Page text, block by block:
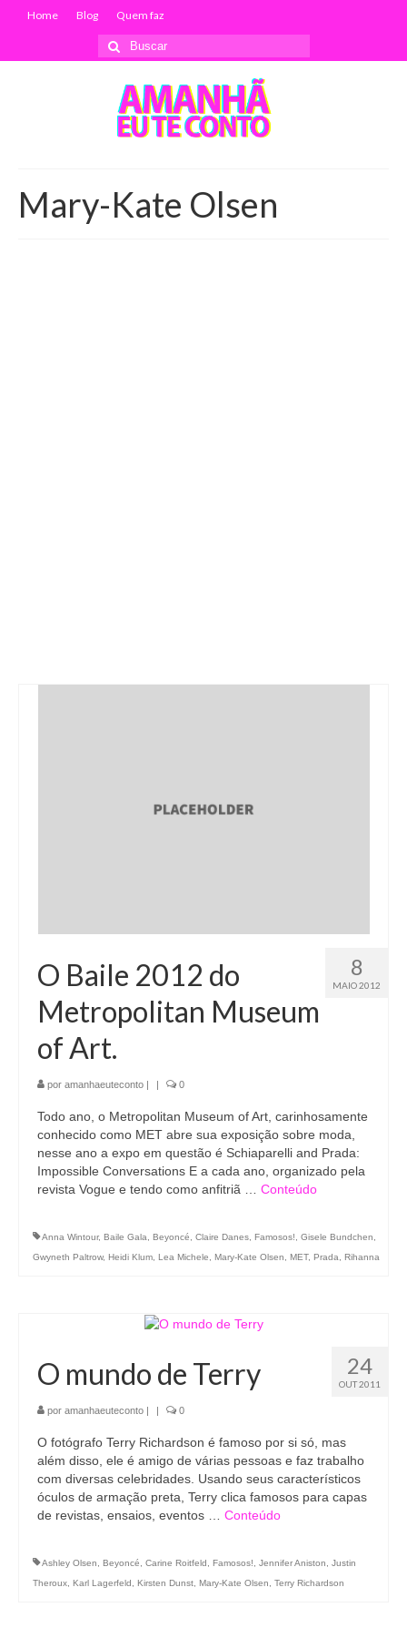
Home Blog Quem faz
Buscar
por:
Mary-Kate Olsen
8
MAIO 2012
O Baile 2012 do
Metropolitan Museum
of Art.
por amanhaeuteconto | | 0
Todo ano, o Metropolitan Museum of Art, carinhosamente
conhecido como MET abre sua exposição sobre moda,
nesse ano a expo em questão é Schiaparelli and Prada:
Impossible Conversations E a cada ano, organizado pela
revista Vogue e tendo como anfitriã … Conteúdo
Anna Wintour, Baile Gala Beyoncé Claire Danes Famosos! Gisele Bundchen
Gwyneth Paltrow, Heidi Klum Lea Michele Mary-Kate Olsen MET, Prada Rihanna
24
OUT 2011
O mundo de Terry
por amanhaeuteconto | | 0
O fotógrafo Terry Richardson é famoso por si só, mas
além disso, ele é amigo de várias pessoas e faz trabalho
com diversas celebridades. Usando seus característicos
óculos de armação preta, Terry clica famosos para capas
de revistas, ensaios, eventos … Conteúdo
Ashley Olsen Beyoncé Carine Roitfeld Famosos! Jennifer Aniston
Justin
Theroux Karl Lagerfeld Kirsten Dunst Mary-Kate Olsen Terry Richardson